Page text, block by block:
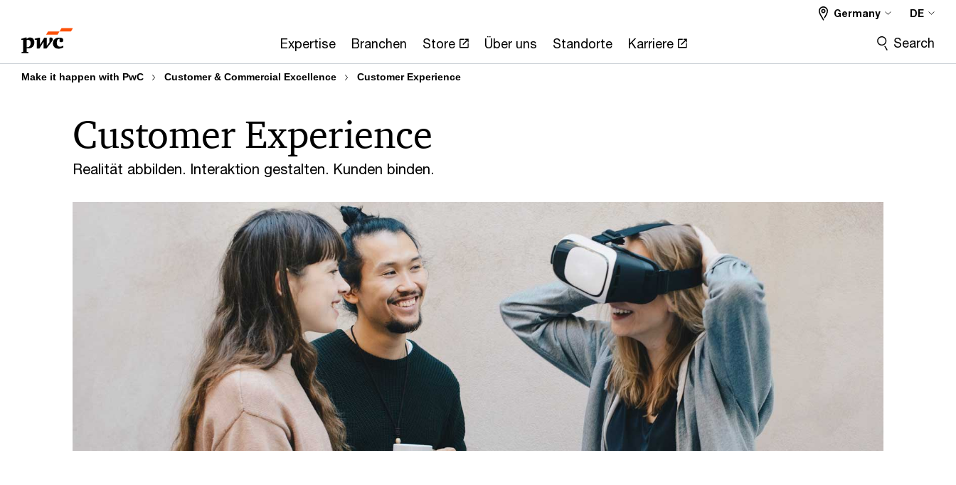
content
footer
Expertise Branchen Store Über uns Standorte Karriere
Germany DE
Search
Make it happen with PwC Customer & Commercial Excellence Customer Experience
Realität abbilden. Interaktion gestalten. Kunden binden.
Customer Experience